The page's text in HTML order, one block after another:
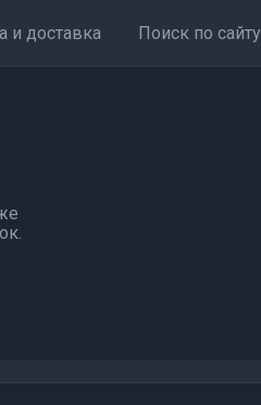
и доставка Поиск по сайту